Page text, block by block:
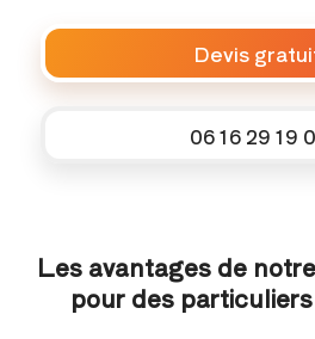
Devis
06 16 29 19
Les avantages de
pour des